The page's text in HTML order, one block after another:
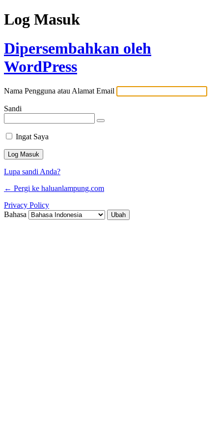
Log Masuk
Dipersembahkan oleh
WordPress
Nama Pengguna atau Alamat Email
Sandi
Ingat Saya
Lupa sandi Anda?
← Pergi ke haluanlampung.com
Privacy Policy
Bahasa